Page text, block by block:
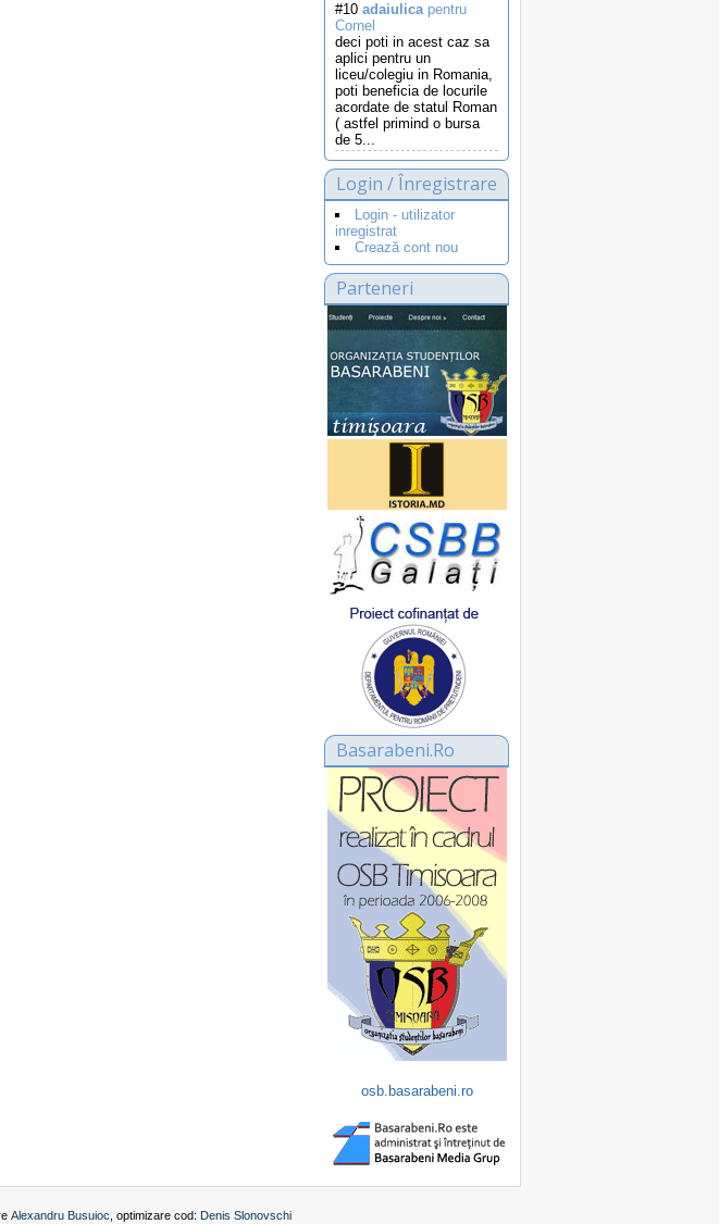
#10 adaiulicapentru
Cornel
deci poti in acest caz sa
aplici pentru un
liceu/colegiu in Romania,
poti beneficia de locurile
acordate de statul Roman
( astfel primind o bursa
de 5...
Login / Înregistrare
Login - utilizator
inregistrat
Crează cont nou
Parteneri
Basarabeni.Ro
osb.basarabeni.ro
Alexandru Busuioc , optimizare cod: Denis Slonovschi